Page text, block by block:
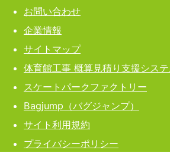
お問い合わせ
企業情報
サイトマップ
体育館工事 概算見積り支援シス
スケートパークファクトリー
Bagjump（バグジャンプ）
サイト利用規約
プライバシーポリシー